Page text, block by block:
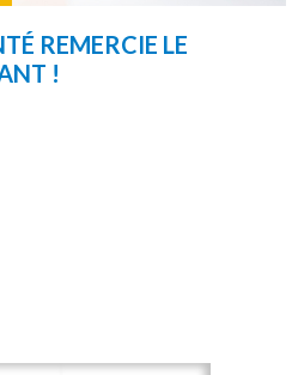
REMERCIE LE
!